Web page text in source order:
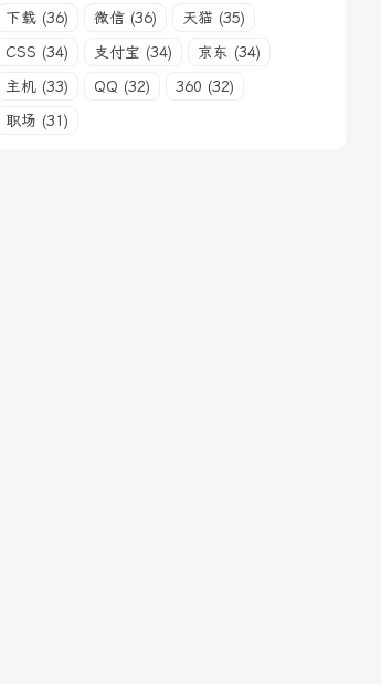
下载 (36)
微信 (36)
天猫 (35)
CSS (34)
支付宝 (34)
京东 (34)
主机 (33)
QQ (32)
360 (32)
职场 (31)